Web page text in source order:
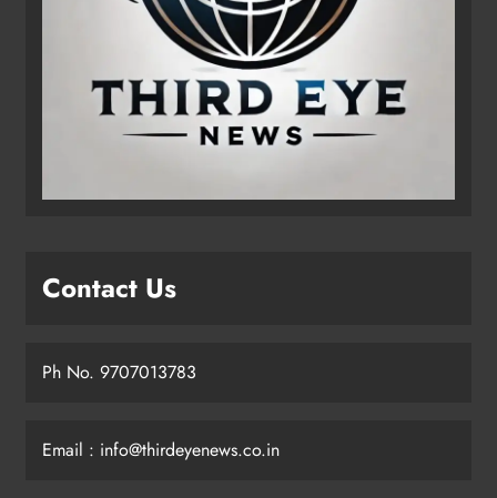
Contact Us
Ph No. 9707013783
Email : info@thirdeyenews.co.in